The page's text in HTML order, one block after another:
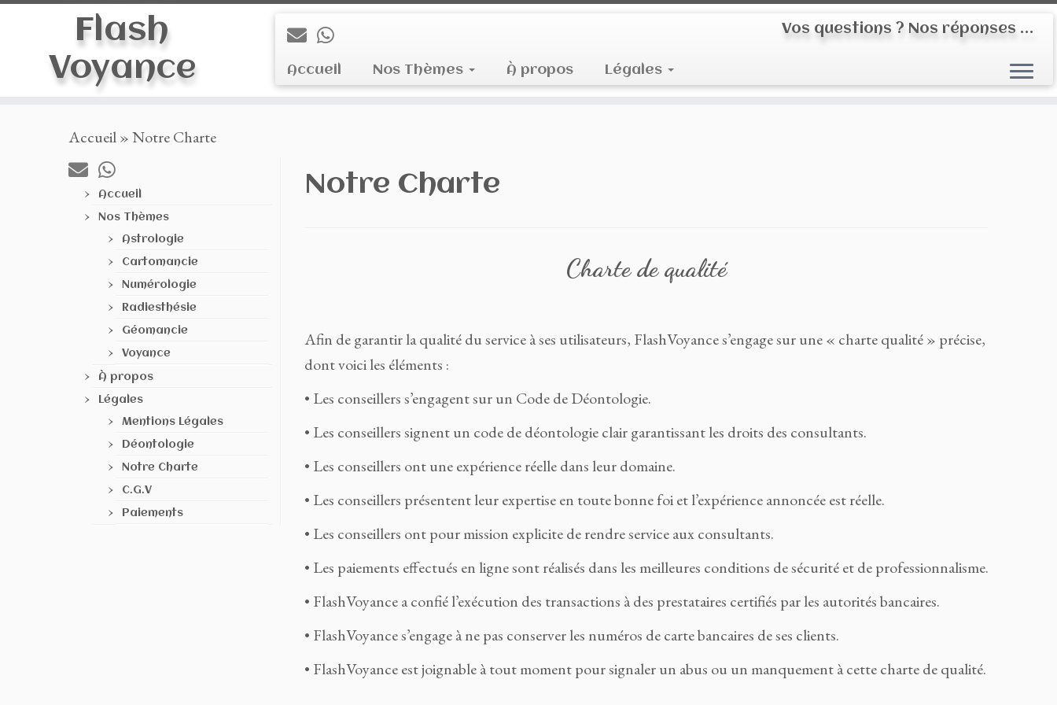
Flash
Voyance
Vos questions ? Nos réponses …
Accueil Nos Thèmes À propos Légales
Accueil»Notre Charte
Accueil
Nos Thèmes
Astrologie
Cartomancie
Numérologie
Radiesthésie
Géomancie
Voyance
À propos
Légales
Mentions Légales
Déontologie
Notre Charte
C.G.V
Paiements
Notre Charte
Charte de qualité
Afin de garantir la qualité du service à ses utilisateurs, FlashVoyance s’engage sur une « charte qualité » précise,
dont voici les éléments :
• Les conseillers s’engagent sur un Code de Déontologie.
• Les conseillers signent un code de déontologie clair garantissant les droits des consultants.
• Les conseillers ont une expérience réelle dans leur domaine.
• Les conseillers présentent leur expertise en toute bonne foi et l’expérience annoncée est réelle.
• Les conseillers ont pour mission explicite de rendre service aux consultants.
• Les paiements effectués en ligne sont réalisés dans les meilleures conditions de sécurité et de professionnalisme.
• FlashVoyance a confié l’exécution des transactions à des prestataires certifiés par les autorités bancaires.
• FlashVoyance s’engage à ne pas conserver les numéros de carte bancaires de ses clients.
• FlashVoyance est joignable à tout moment pour signaler un abus ou un manquement à cette charte de qualité.